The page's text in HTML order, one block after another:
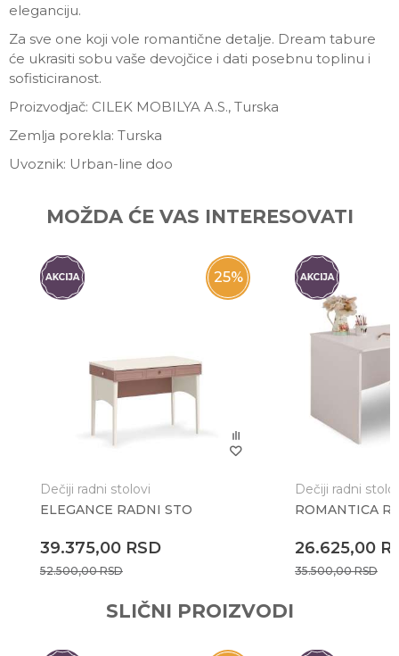
eleganciju.
Za sve one koji vole romantične detalje. Dream tabure
će ukrasiti sobu vaše devojčice i dati posebnu toplinu i
sofisticiranost.
Proizvodjač: CILEK MOBILYA A.S., Turska
Zemlja porekla: Turska
Uvoznik: Urban-line doo
Email
MOŽDA ĆE VAS INTERESOVATI
25%
Dečiji radni stolovi
ELEGANCE RADNI STO
39.375,00 RSD
52.500,00RSD
Dečiji radni
ROMANTICA
26.625,00
35.500,00RSD
SLIČNI PROIZVODI